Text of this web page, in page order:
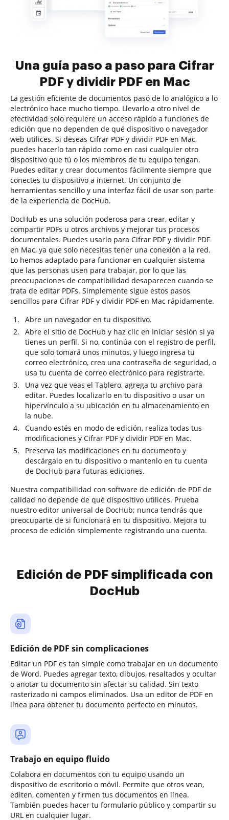
Una guía paso a paso para Cifrar
PDF y dividir PDF en Mac
La gestión eficiente de documentos pasó de lo analógico a lo
electrónico hace mucho tiempo. Llevarlo a otro nivel de
efectividad solo requiere un acceso rápido a funciones de
edición que no dependen de qué dispositivo o navegador
web utilices. Si deseas Cifrar PDF y dividir PDF en Mac,
puedes hacerlo tan rápido como en casi cualquier otro
dispositivo que tú o los miembros de tu equipo tengan.
Puedes editar y crear documentos fácilmente siempre que
conectes tu dispositivo a internet. Un conjunto de
herramientas sencillo y una interfaz fácil de usar son parte
de la experiencia de DocHub.
DocHub es una solución poderosa para crear, editar y
compartir PDFs u otros archivos y mejorar tus procesos
documentales. Puedes usarlo para Cifrar PDF y dividir PDF
en Mac, ya que solo necesitas tener una conexión a la red.
Lo hemos adaptado para funcionar en cualquier sistema
que las personas usen para trabajar, por lo que las
preocupaciones de compatibilidad desaparecen cuando se
trata de editar PDFs. Simplemente sigue estos pasos
sencillos para Cifrar PDF y dividir PDF en Mac rápidamente.
Abre un navegador en tu dispositivo.
Abre el sitio de DocHub y haz clic en Iniciar sesión si ya
tienes un perfil. Si no, continúa con el registro de perfil,
que solo tomará unos minutos, y luego ingresa tu
correo electrónico, crea una contraseña de seguridad, o
usa tu cuenta de correo electrónico para registrarte.
Una vez que veas el Tablero, agrega tu archivo para
editar. Puedes localizarlo en tu dispositivo o usar un
hipervínculo a su ubicación en tu almacenamiento en
la nube.
Cuando estés en modo de edición, realiza todas tus
modificaciones y Cifrar PDF y dividir PDF en Mac.
Preserva las modificaciones en tu documento y
descárgalo en tu dispositivo o mantenlo en tu cuenta
de DocHub para futuras ediciones.
Nuestra compatibilidad con software de edición de PDF de
calidad no depende de qué dispositivo utilices. Prueba
nuestro editor universal de DocHub; nunca tendrás que
preocuparte de si funcionará en tu dispositivo. Mejora tu
proceso de edición simplemente registrando una cuenta.
Edición de PDF simplificada con
DocHub
Edición de PDF sin complicaciones
Editar un PDF es tan simple como trabajar en un documento
de Word. Puedes agregar texto, dibujos, resaltados y ocultar
o anotar tu documento sin afectar su calidad. Sin texto
rasterizado ni campos eliminados. Usa un editor de PDF en
línea para obtener tu documento perfecto en minutos.
Trabajo en equipo fluido
Colabora en documentos con tu equipo usando un
dispositivo de escritorio o móvil. Permite que otros vean,
editen, comenten y firmen tus documentos en línea.
También puedes hacer tu formulario público y compartir su
URL en cualquier lugar.